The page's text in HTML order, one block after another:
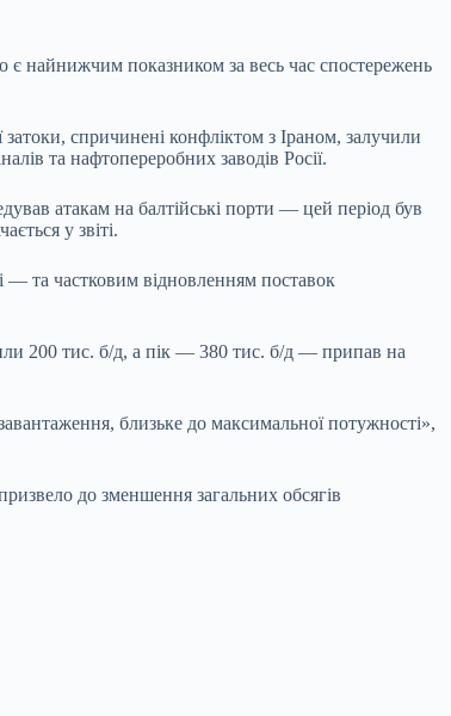
є найнижчим показником за весь час спостережень
затоки, спричинені конфліктом з Іраном, залучили
та нафтопереробних заводів Росії.
атакам на балтійські порти — цей період був
у звіті.
— та частковим відновленням поставок
200 тис. б/д, а пік — 380 тис. б/д — припав на
близьке до максимальної потужності»,
до зменшення загальних обсягів